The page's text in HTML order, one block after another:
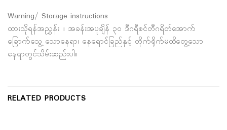
Warning/ Storage instructions
ထားသိုရန်အညွှန်း ။ အခန်းအပူချိန် ၃၀ ဒီဂရီစင်တီဂရိတ်အောက်
ခြောက်သွေ့ သောနေရာ၊ နေရောင်ခြည်နှင့် တိုက်ရိုက်မထိတွေ့သော
နေရာတွင်သိမ်းဆည်းပါ။
RELATED PRODUCTS